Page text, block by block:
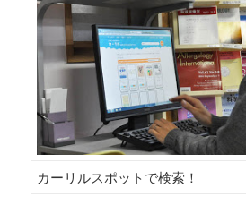
カーリルスポットで検索！